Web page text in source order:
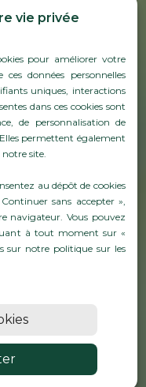
POUR LES
DU
vie privée
pour améliorer votre
données personnelles
uniques, interactions
dans ces cookies sont
de personnalisation de
permettent également
site.
au dépôt de cookies
sans accepter »,
navigateur. Vous pouvez
à tout moment sur «
sur notre politique sur les